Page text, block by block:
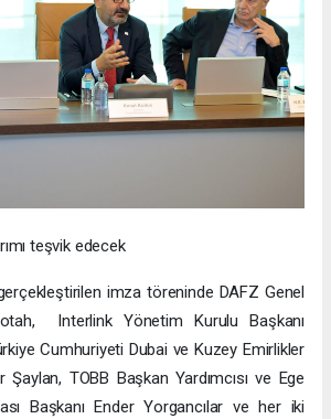
teşvik edecek
imza töreninde DAFZ Genel
Interlink Yönetim Kurulu Başkanı
Cumhuriyeti Dubai ve Kuzey Emirlikler
TOBB Başkan Yardımcısı ve Ege
Başkanı Ender Yorgancılar ve her iki